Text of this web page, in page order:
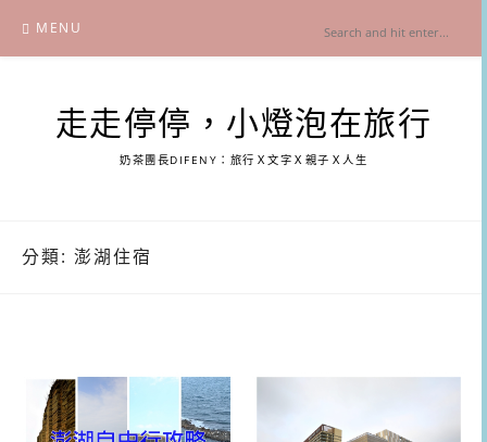
content
MENU
走走停停，小燈泡在旅行
奶茶團長DIFENY：旅行Ｘ文字Ｘ親子Ｘ人生
分類: 澎湖住宿